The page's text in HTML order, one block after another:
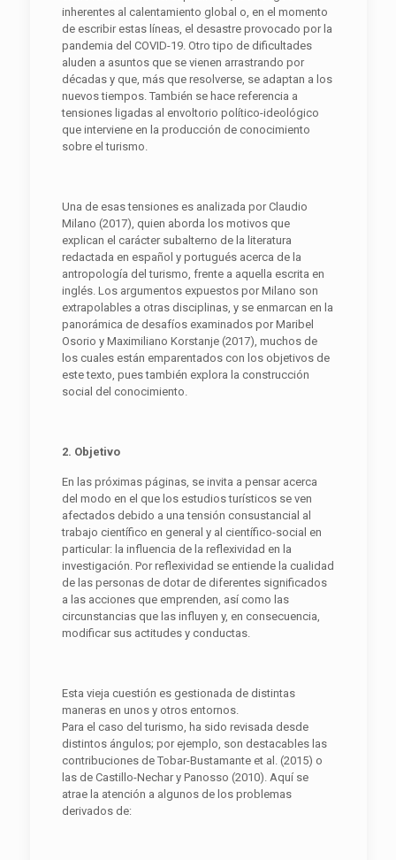
inherentes al calentamiento global o, en el momento
de escribir estas líneas, el desastre provocado por la
pandemia del COVID-19. Otro tipo de dificultades
aluden a asuntos que se vienen arrastrando por
décadas y que, más que resolverse, se adaptan a los
nuevos tiempos. También se hace referencia a
tensiones ligadas al envoltorio político-ideológico
que interviene en la producción de conocimiento
sobre el turismo.
Una de esas tensiones es analizada por Claudio
Milano (2017), quien aborda los motivos que
explican el carácter subalterno de la literatura
redactada en español y portugués acerca de la
antropología del turismo, frente a aquella escrita en
inglés. Los argumentos expuestos por Milano son
extrapolables a otras disciplinas, y se enmarcan en la
panorámica de desafíos examinados por Maribel
Osorio y Maximiliano Korstanje (2017), muchos de
los cuales están emparentados con los objetivos de
este texto, pues también explora la construcción
social del conocimiento.
2. Objetivo
En las próximas páginas, se invita a pensar acerca
del modo en el que los estudios turísticos se ven
afectados debido a una tensión consustancial al
trabajo científico en general y al científico-social en
particular: la influencia de la reflexividad en la
investigación. Por reflexividad se entiende la cualidad
de las personas de dotar de diferentes significados
a las acciones que emprenden, así como las
circunstancias que las influyen y, en consecuencia,
modificar sus actitudes y conductas.
Esta vieja cuestión es gestionada de distintas
maneras en unos y otros entornos.
Para el caso del turismo, ha sido revisada desde
distintos ángulos; por ejemplo, son destacables las
contribuciones de Tobar-Bustamante et al. (2015) o
las de Castillo-Nechar y Panosso (2010). Aquí se
atrae la atención a algunos de los problemas
derivados de: